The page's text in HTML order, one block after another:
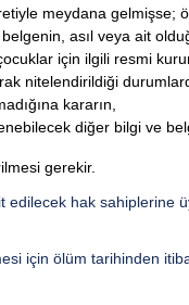
meydana gelmişse;
asıl veya ait
için ilgili resmi
nitelendirildiği
kararın,
diğer bilgi ve
gerekir.
edilecek hak sahiplerine
için ölüm tarihinden